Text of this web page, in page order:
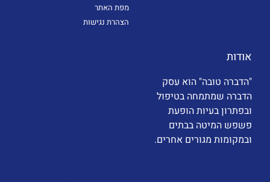
מפת האתר
הצהרת נגישות
אודות
"הדברה טובה" הוא עסק
הדברה שמתמחה בטיפול
ובפתרון בעיות הופעת
פשפש המיטה בבתים
ובמקומות מגורים אחרים.